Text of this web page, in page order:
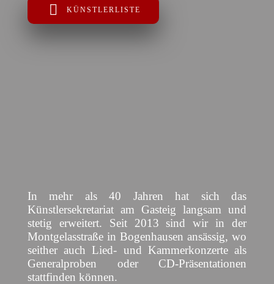
KÜNSTLERLISTE
In mehr als 40 Jahren hat sich das
Künstlersekretariat am Gasteig langsam und
stetig erweitert. Seit 2013 sind wir in der
Montgelasstraße in Bogenhausen ansässig, wo
seither auch Lied- und Kammerkonzerte als
Generalproben oder CD-Präsentationen
stattfinden können.